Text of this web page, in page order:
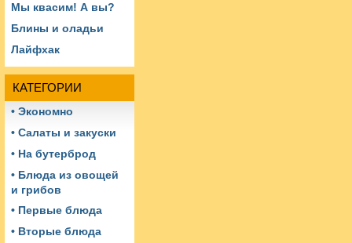
Мы квасим! А вы?
Блины и оладьи
Лайфхак
КАТЕГОРИИ
• Экономно
• Салаты и закуски
• На бутерброд
• Блюда из овощей
и грибов
• Первые блюда
• Вторые блюда